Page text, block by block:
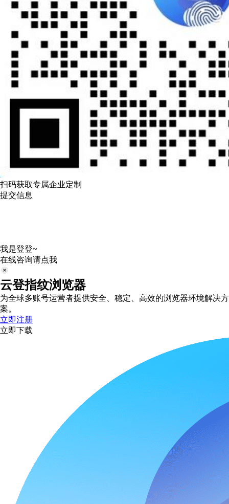
扫码获取专属企业定制
提交信息
我是登登~
在线咨询请点我
云登指纹浏览器
为全球多账号运营者提供安全、稳定、高效的浏览器环境解决方
案。
立即注册
立即下载